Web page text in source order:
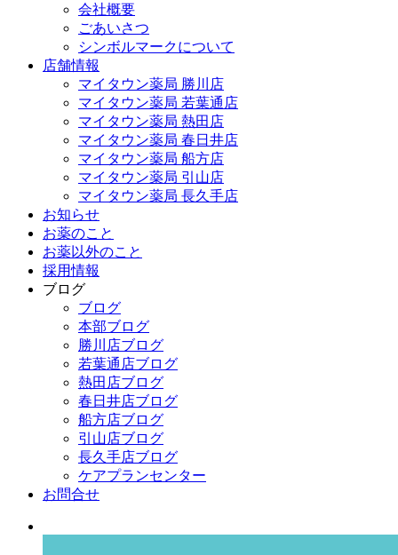
会社概要
ごあいさつ
シンボルマークについて
店舗情報
マイタウン薬局 勝川店
マイタウン薬局 若葉通店
マイタウン薬局 熱田店
マイタウン薬局 春日井店
マイタウン薬局 船方店
マイタウン薬局 引山店
マイタウン薬局 長久手店
お知らせ
お薬のこと
お薬以外のこと
採用情報
ブログ
ブログ
本部ブログ
勝川店ブログ
若葉通店ブログ
熱田店ブログ
春日井店ブログ
船方店ブログ
引山店ブログ
長久手店ブログ
ケアプランセンター
お問合せ